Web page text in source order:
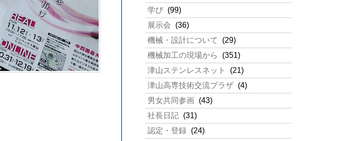
学び (99)
展示会
(36)
機械・設計について
(29)
機械加工の現場から
(351)
津山ステンレスネット
(21)
津山高専技術交流プラザ (4)
男女共同参画 (43)
社長日記 (31)
認定・登録 (24)